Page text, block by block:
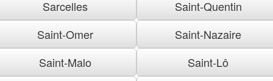
Sarcelles
Saint-Quentin
Saint-Omer
Saint-Nazaire
Saint-Malo
Saint-Lô